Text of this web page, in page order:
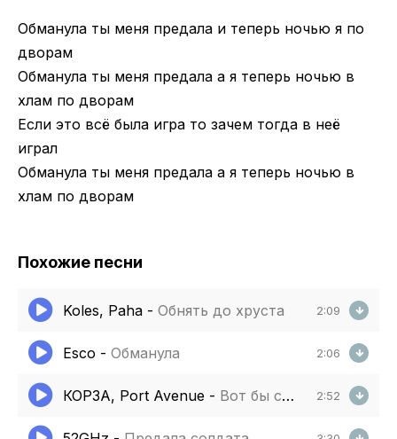
Обманула ты меня предала и теперь ночью я по
дворам
Обманула ты меня предала а я теперь ночью в
хлам по дворам
Если это всё была игра то зачем тогда в неё
играл
Обманула ты меня предала а я теперь ночью в
хлам по дворам
Похожие песни
Koles, Paha - Обнять до хруста 2:09
Esco - Обманула 2:06
КОРЗА, Port Avenue - Вот бы снова помечтать 2:52